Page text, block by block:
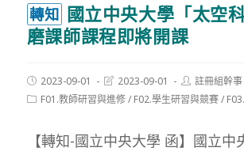
轉知 國立中央大學「太空
磨課師課程即將開課
Post
published:
2023-09-01
Post
last
modified:
2023-09-01
Post
author:
註冊組幹事
PostF01.教師研習與進修/ F02.學生研習與競賽/
【轉知-國立中央大學 函】國立中